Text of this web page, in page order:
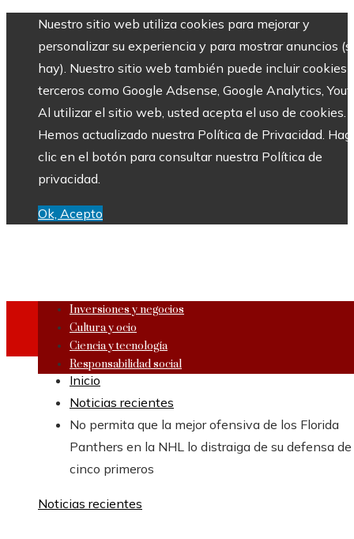
Nuestro sitio web utiliza cookies para mejorar y
personalizar su experiencia y para mostrar anuncios
hay). Nuestro sitio web también puede incluir cookies
terceros como Google Adsense, Google Analytics,
Al utilizar el sitio web, usted acepta el uso de cookies.
Hemos actualizado nuestra Política de Privacidad.
clic en el botón para consultar nuestra Política de
privacidad.
Ok, Acepto
Inversiones y negocios
Cultura y ocio
Ciencia y tecnología
Responsabilidad social
Inicio
Noticias recientes
No permita que la mejor ofensiva de los Florida
Panthers en la NHL lo distraiga de su defensa
cinco primeros
Noticias recientes